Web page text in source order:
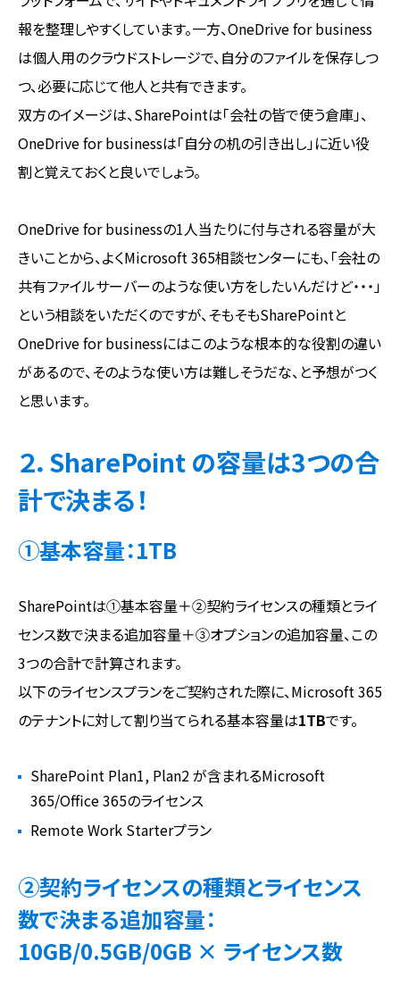
報を整理しやすくしています。一方、OneDrive for business
は個人用のクラウドストレージで、自分のファイルを保存しつ
つ、必要に応じて他人と共有できます。
双方のイメージは、SharePointは「会社の皆で使う倉庫」、
OneDrive for businessは「自分の机の引き出し」に近い役
割と覚えておくと良いでしょう。
OneDrive for businessの1人当たりに付与される容量が大
きいことから、よくMicrosoft 365相談センターにも、「会社の
共有ファイルサーバーのような使い方をしたいんだけど・・・」
という相談をいただくのですが、そもそもSharePointと
OneDrive for businessにはこのような根本的な役割の違い
があるので、そのような使い方は難しそうだな、と予想がつく
と思います。
２．SharePoint の容量は3つの合
計で決まる！
①基本容量：1TB
SharePointは①基本容量＋②契約ライセンスの種類とライ
センス数で決まる追加容量＋③オプションの追加容量、この
3つの合計で計算されます。
以下のライセンスプランをご契約された際に、Microsoft 365
のテナントに対して割り当てられる基本容量は1TBです。
SharePoint Plan1, Plan2 が含まれるMicrosoft
365/Office 365のライセンス
Remote Work Starterプラン
②契約ライセンスの種類とライセンス
数で決まる追加容量：
10GB/0.5GB/0GB × ライセンス数